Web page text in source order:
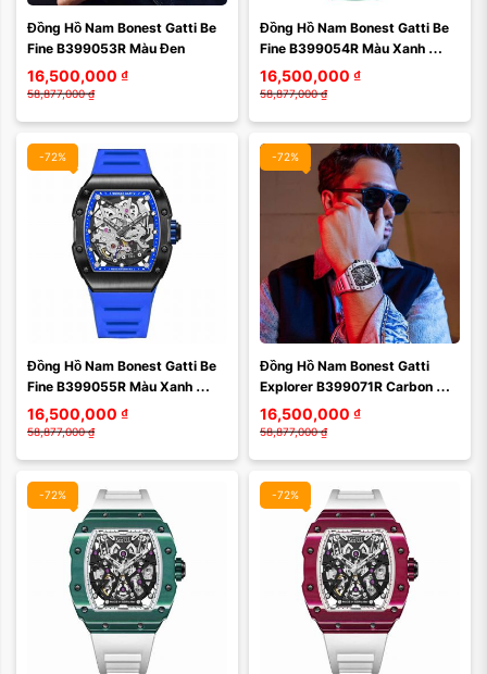
Đồng Hồ Nam Bonest Gatti Be
Fine B399053R Màu Đen
16,500,000 ₫
58,877,000 ₫
Đồng Hồ Nam Bonest Gatti Be
Fine B399054R Màu Xanh
Green
16,500,000 ₫
58,877,000 ₫
-72%
Xóa
Đồng Hồ Nam Bonest Gatti Be
Fine B399055R Màu Xanh
Dương
16,500,000 ₫
58,877,000 ₫
-72%
Xóa
Đồng Hồ Nam Bonest Gatti
Explorer B399071R Carbon
Màu Bạc
16,500,000 ₫
58,877,000 ₫
-72%
Màu mặt:
Xóa
-72%
Màu mặt:
Xóa
Màu mặt: Màu mặt: